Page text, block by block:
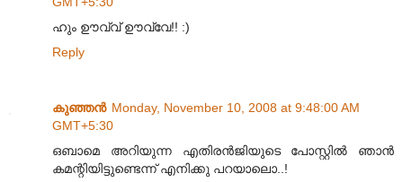
ഹും ഊവ്വ് ഊവ്വേ!! :)
Reply
കുഞ്ഞന്‍ Monday, November 10, 2008 at 9:48:00 AM
GMT+5:30
ഒബാമെ അറിയുന്ന എതിരന്‍‌ജിയുടെ പോസ്റ്റില്‍ ഞാന്‍
കമന്റിയിട്ടുണ്ടെന്ന് എനിക്കു പറയാലൊ..!